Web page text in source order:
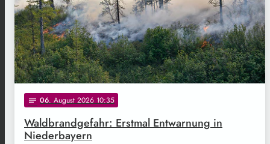
notes 06. August 2026 10:35
Waldbrandgefahr: Erstmal Entwarnung in
Niederbayern